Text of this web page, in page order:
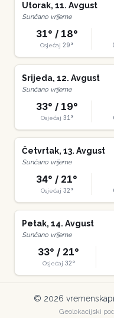
Utorak, 11. Avgust
Sunčano vrijeme
31° / 18°
Osjećaj 29°
Srijeda, 12. Avgust
Sunčano vrijeme
33° / 19°
Osjećaj 31 °
Četvrtak, 13. Avgust
Sunčano vrijeme
34° / 21°
Osjećaj 32°
Petak, 14. Avgust
Sunčano vrijeme
33° / 21°
Osjećaj 32°
© 2026
Geolokacijski